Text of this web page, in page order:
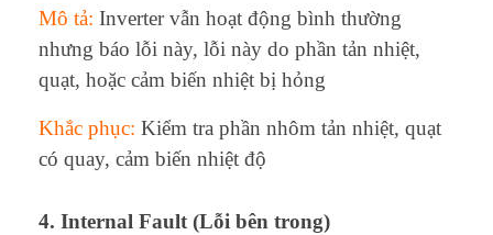
Mô tả: Inverter vẫn hoạt động bình thường
nhưng báo lỗi này, lỗi này do phần tản nhiệt,
quạt, hoặc cảm biến nhiệt bị hỏng
Khắc phục: Kiểm tra phần nhôm tản nhiệt, quạt
có quay, cảm biến nhiệt độ
4. Internal Fault (Lỗi bên trong)